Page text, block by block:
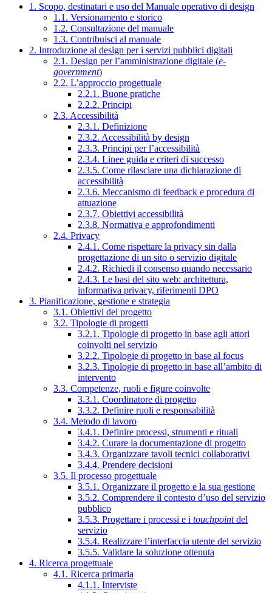
1. Scopo, destinatari e uso del Manuale operativo di design
1.1. Versionamento e storico
1.2. Consultazione del manuale
1.3. Contribuisci al manuale
2. Introduzione al design per i servizi pubblici digitali
2.1. Design per l’amministrazione digitale (e-
government)
2.2. L’approccio progettuale
2.2.1. Buone pratiche
2.2.2. Principi
2.3. Accessibilità
2.3.1. Definizione
2.3.2. Accessibilità by design
2.3.3. Principi per l’accessibilità
2.3.4. Linee guida e criteri di successo
2.3.5. Come rilasciare una dichiarazione di
accessibilità
2.3.6. Meccanismo di feedback e procedura di
attuazione
2.3.7. Obiettivi accessibilità
2.3.8. Normativa e approfondimenti
2.4. Privacy
2.4.1. Come rispettare la privacy sin dalla
progettazione di un sito o servizio digitale
2.4.2. Richiedi il consenso quando necessario
2.4.3. Le basi del sito web: architettura,
informativa privacy, riferimenti DPO
3. Pianificazione, gestione e strategia
3.1. Obiettivi del progetto
3.2. Tipologie di progetti
3.2.1. Tipologie di progetto in base agli attori
coinvolti nel servizio
3.2.2. Tipologie di progetto in base al focus
3.2.3. Tipologie di progetto in base all’ambito di
intervento
3.3. Competenze, ruoli e figure coinvolte
3.3.1. Coordinatore di progetto
3.3.2. Definire ruoli e responsabilità
3.4. Metodo di lavoro
3.4.1. Definire processi, strumenti e rituali
3.4.2. Curare la documentazione di progetto
3.4.3. Organizzare tavoli tecnici collaborativi
3.4.4. Prendere decisioni
3.5. Il processo progettuale
3.5.1. Organizzare il progetto e la sua gestione
3.5.2. Comprendere il contesto d’uso del servizio
pubblico
3.5.3. Progettare i processi e i touchpointdel
servizio
3.5.4. Realizzare l’interfaccia utente del servizio
3.5.5. Validare la soluzione ottenuta
4. Ricerca progettuale
4.1. Ricerca primaria
4.1.1. Interviste